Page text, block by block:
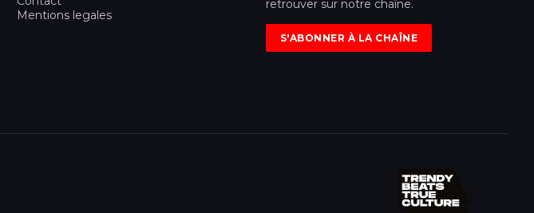
Mentions legales
retrouver sur notre chaîne.
S'ABONNER À LA CHAÎNE